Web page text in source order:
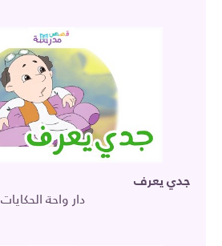
جدي يعرف
دار واحة الحكايات